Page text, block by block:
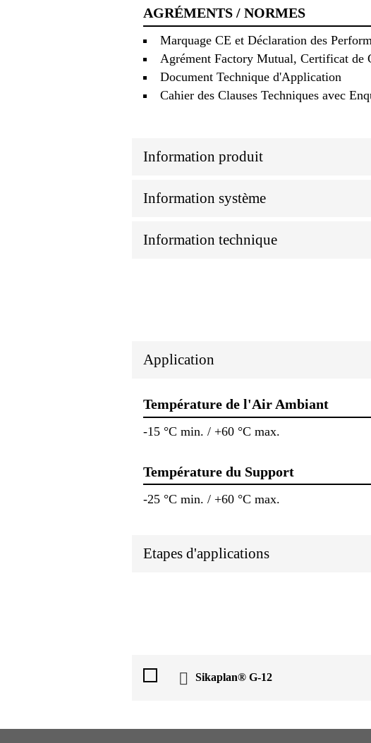
AGRÉMENTS / NORMES
Marquage CE et Déclaration des
Agrément Factory Mutual, Certificat
Document Technique d'Application
Cahier des Clauses Techniques avec
Information produit
Information système
Information technique
Application
Température de l'Air Ambiant
-15 °C min. / +60 °C max.
Température du Support
-25 °C min. / +60 °C max.
Etapes d'applications
Sikaplan® G-12